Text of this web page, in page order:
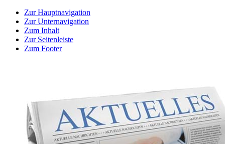
Zur Hauptnavigation
Zur Unternavigation
Zum Inhalt
Zur Seitenleiste
Zum Footer